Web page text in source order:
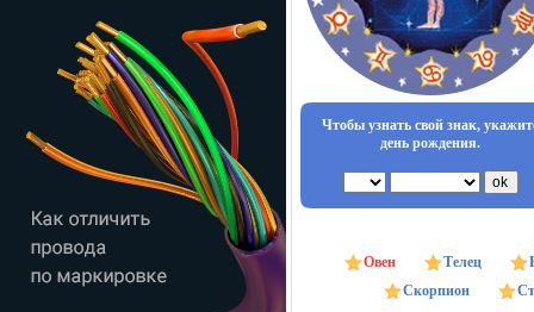
Чтобы узнать свой знак,
день рождения.
Овен Телец
Скорпион